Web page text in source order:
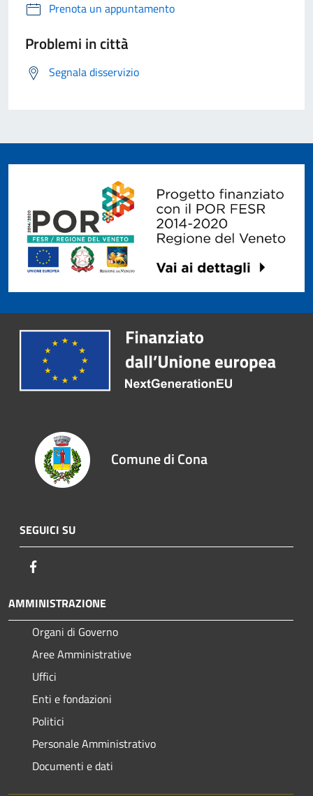
Prenota un appuntamento
Problemi in città
Segnala disservizio
Comune di Cona
SEGUICI SU
AMMINISTRAZIONE
Organi di Governo
Aree Amministrative
Uffici
Enti e fondazioni
Politici
Personale Amministrativo
Documenti e dati